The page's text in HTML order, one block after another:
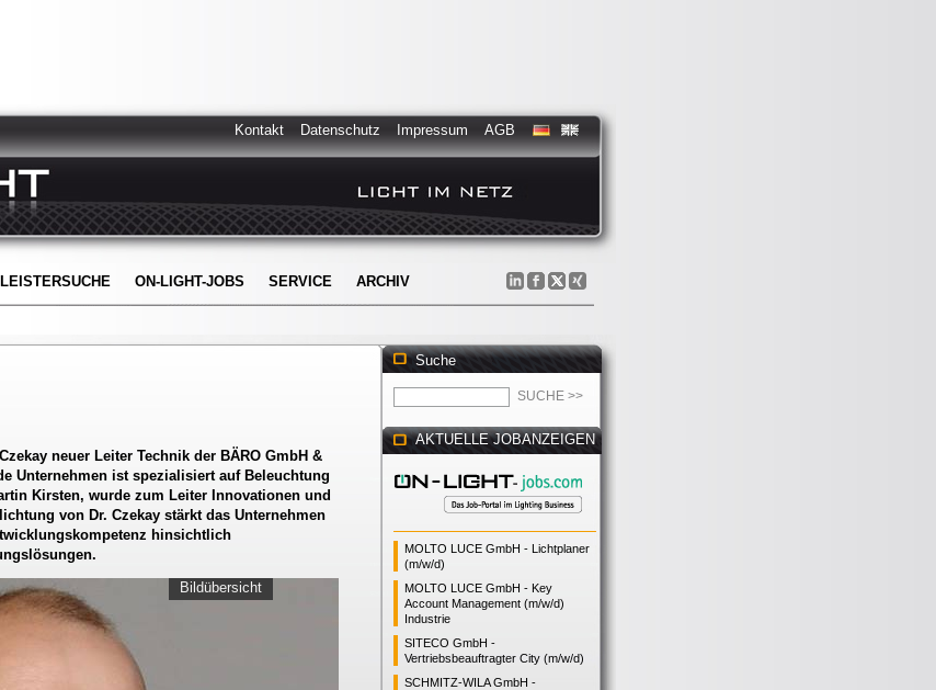
Kontakt Datenschutz Impressum AGB
ON-LIGHT-JOBS SERVICE ARCHIV
neuer Leiter Technik der BÄRO GmbH &
Unternehmen ist spezialisiert auf Beleuchtung
Kirsten, wurde zum Leiter Innovationen und
von Dr. Czekay stärkt das Unternehmen
hinsichtlich
Bildübersicht
Suche
AKTUELLE JOBANZEIGEN
MOLTO LUCE GmbH - Lichtplaner
(m/w/d)
MOLTO LUCE GmbH - Key
Account Management (m/w/d)
Industrie
SITECO GmbH -
Vertriebsbeauftragter City (m/w/d)
SCHMITZ-WILA GmbH -